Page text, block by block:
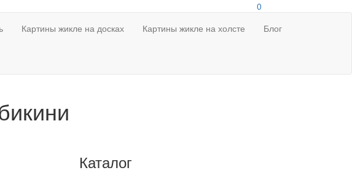
0
Картины жикле на досках Картины жикле на холсте Блог
Каталог